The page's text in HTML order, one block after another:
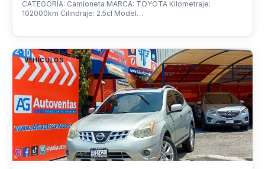
CATEGORÍA: Camioneta MARCA: TOYOTA Kilometraje:
102000km Cilindraje: 2.5cl Model…
VEHÍCULOS